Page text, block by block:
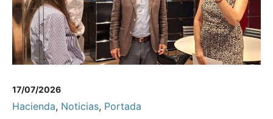
17/07/2026
Hacienda, Noticias, Portada